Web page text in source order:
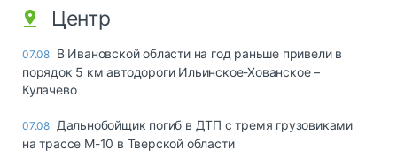
Центр
07.08 В Ивановской области на год раньше привели в
порядок 5 км автодороги Ильинское-Хованское –
Кулачево
07.08 Дальнобойщик погиб в ДТП с тремя грузовиками
на трассе М-10 в Тверской области